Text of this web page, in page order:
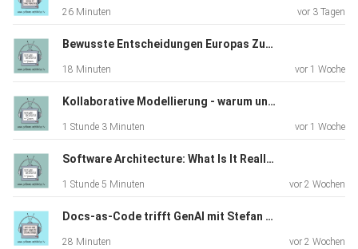
Links
Folge mit Prof. Dr. Christiane Floyd
Das SAGE-System
IBM AN/FSQ-7 Computer
26 Minuten vor 3 Tagen
Bewusste Entscheidungen Europas Zukunft liegt in unseren Händen (TechRiders Summit Special)
18 Minuten vor 1 Woche
Kollaborative Modellierung - warum und wie funktioniert Event Storming in der Praxis
1 Stunde 3 Minuten vor 1 Woche
Software Architecture: What Is It Really About? A Discussion with James Coplien
1 Stunde 5 Minuten vor 2 Wochen
Docs-as-Code trifft GenAI mit Stefan Zörner
28 Minuten vor 2 Wochen